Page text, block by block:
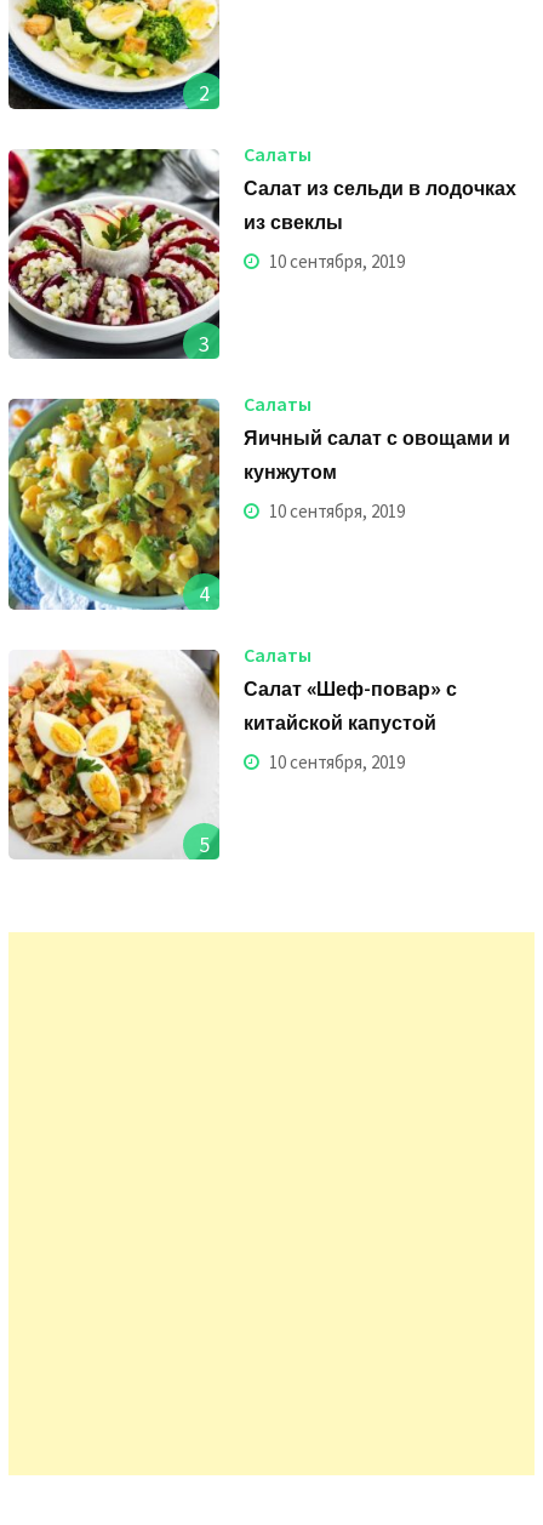
2
3
Салаты
Салат из сельди в лодочках
из свеклы
10 сентября, 2019
4
Салаты
Яичный салат с овощами и
кунжутом
10 сентября, 2019
5
Салаты
Салат «Шеф-повар» с
китайской капустой
10 сентября, 2019